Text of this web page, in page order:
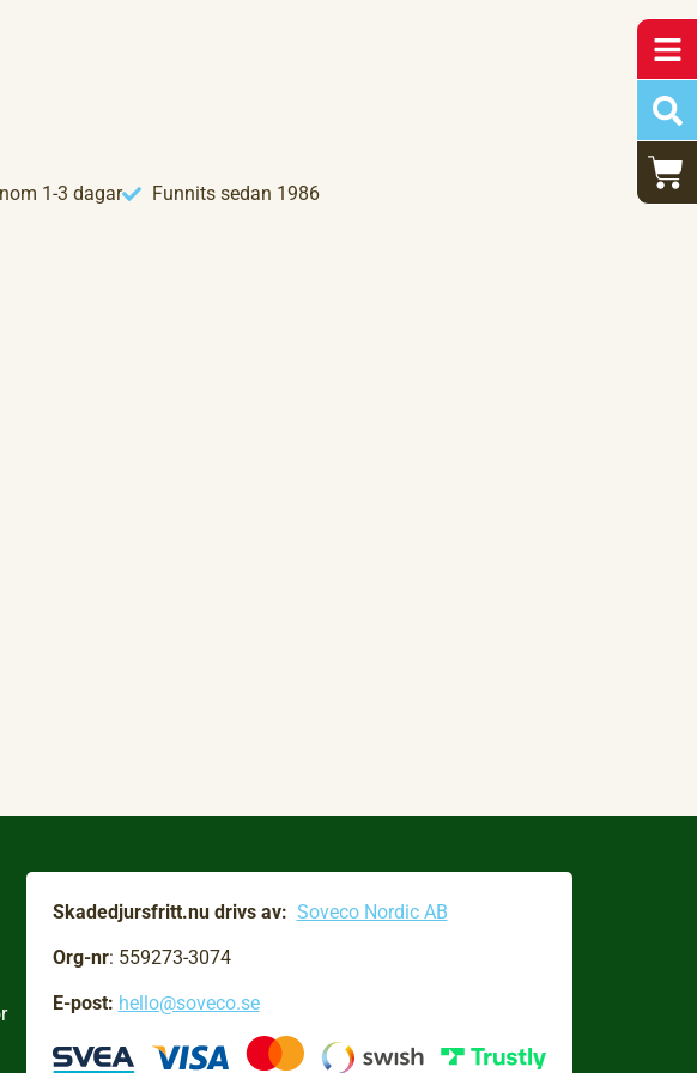
1-3 dagar Funnits sedan 1986
Skadedjursfritt.nu drivs av: Soveco Nordic AB
Org-nr: 559273-3074
E-post: hello@soveco.se